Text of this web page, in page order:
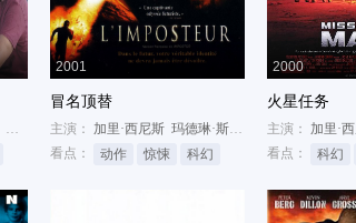
加里·西尼斯
2001
冒名顶替
主演： 加里·西尼斯 玛德琳·斯托
文森特·诺费奥
看点：
动作 惊悚 科幻
2000
火星任务
主演： 加里·
看点：
科幻